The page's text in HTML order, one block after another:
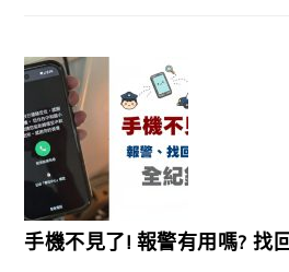
手機不見了! 報警有用嗎? 找